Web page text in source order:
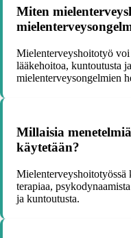
Miten
Mielenterveyshoitotyö voi
lääkehoitoa, kuntoutusta
mielenterveysongelmien
Millaisia
käytetään?
Mielenterveyshoitotyössä
terapiaa,
ja kuntoutusta.